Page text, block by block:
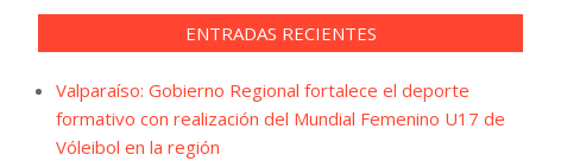
ENTRADAS RECIENTES
Valparaíso: Gobierno Regional fortalece el deporte
formativo con realización del Mundial Femenino U17 de
Vóleibol en la región